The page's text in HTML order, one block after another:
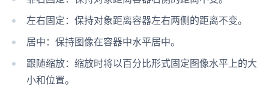
左右固定：保持对象距离容器左右两侧的距离不变。
居中：保持图像在容器中水平居中。
跟随缩放：缩放时将以百分比形式固定图像水平上的大
小和位置。